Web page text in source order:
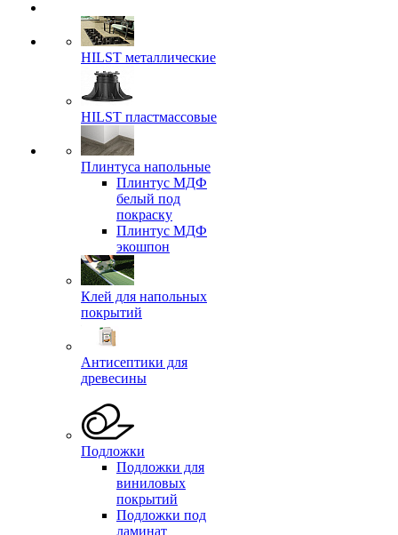
HILST металлические
HILST пластмассовые
Плинтуса напольные
Плинтус МДФ
белый под
покраску
Плинтус МДФ
экошпон
Клей для напольных
покрытий
Антисептики для
древесины
Подложки
Подложки для
виниловых
покрытий
Подложки под
ламинат